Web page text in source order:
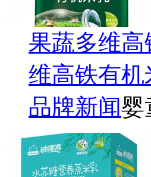
果蔬多维
维高铁有机
品牌新闻婴